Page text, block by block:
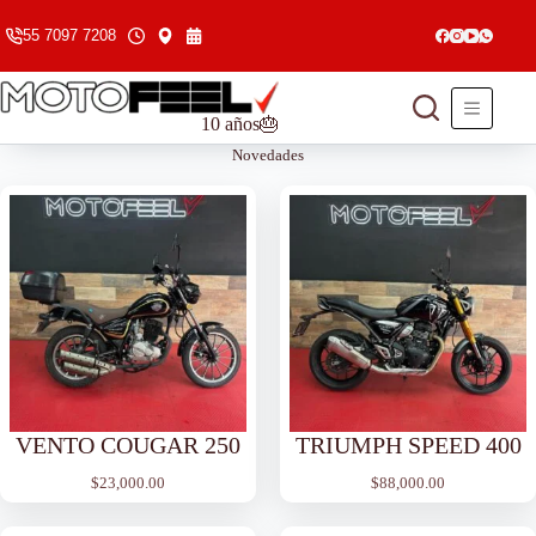
al 55 7097 7208
10 años🎂
Novedades
VENTO COUGAR 250
$23,000.00
TRIUMPH SPEED 400
$88,000.00